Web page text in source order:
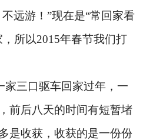
远游！”现在是“常回家看
所以2015年春节我们打
家三口驱车回家过年，一
前后八天的时间有短暂堵
是收获，收获的是一份份